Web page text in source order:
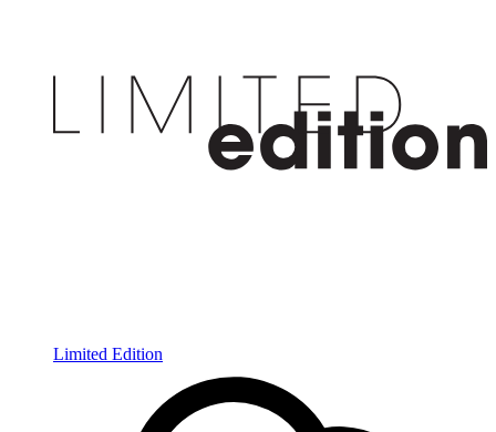
Limited Edition